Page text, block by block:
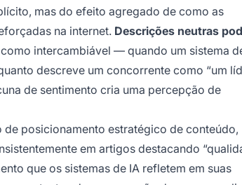
mas do efeito agregado de como as
na internet. Descrições neutras
intercambiável — quando um sistema
descreve um concorrente como “um
de sentimento cria uma percepção de
posicionamento estratégico de conteúdo,
em artigos destacando
que os sistemas de IA refletem em suas